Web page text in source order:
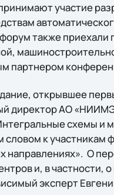
участие
также
партнером
открывшее
директор АО
схемы и
словом к участникам
направлениях». О
и, в
эксперт